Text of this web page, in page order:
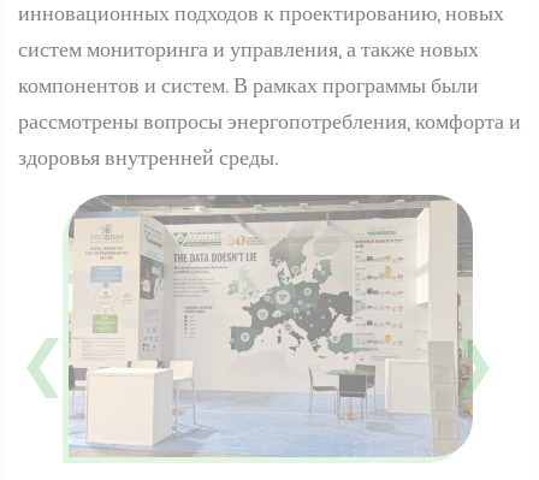
инновационных подходов к проектированию, новых
систем мониторинга и управления, а также новых
компонентов и систем. В рамках программы были
рассмотрены вопросы энергопотребления, комфорта и
здоровья внутренней среды.
❯